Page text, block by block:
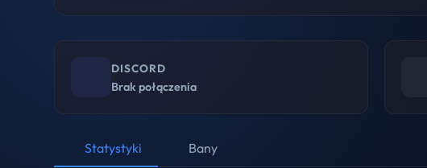
DISCORD
Brak połączenia
Statystyki Bany